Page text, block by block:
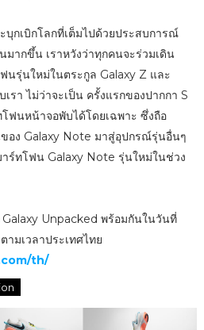
บุกเบิกโลกที่เต็มไปด้วยประสบการณ์
ากขึ้น เราหวังว่าทุกคนจะร่วมเดิน
นรุ่นใหม่ในตระกูล Galaxy Z และ
รา ไม่ว่าจะเป็น ครั้งแรกของปากกา S
ฟนหน้าจอพับได้โดยเฉพาะ ซึ่งถือ
อง Galaxy Note มาสู่อุปกรณ์รุ่นอื่นๆ
ร์ทโฟน Galaxy Note รุ่นใหม่ในช่วง
Unpacked พร้อมกันในวันที่
ามเวลาประเทศไทย
th/